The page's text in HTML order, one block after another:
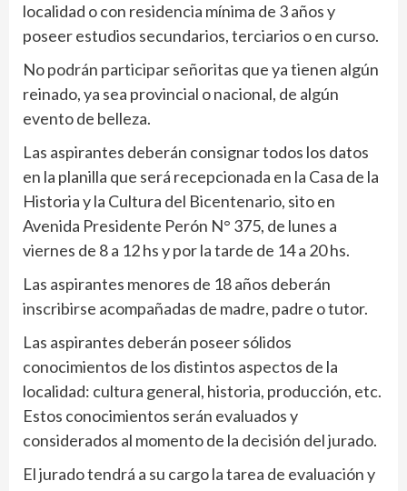
localidad o con residencia mínima de 3 años y
poseer estudios secundarios, terciarios o en curso.
No podrán participar señoritas que ya tienen algún
reinado, ya sea provincial o nacional, de algún
evento de belleza.
Las aspirantes deberán consignar todos los datos
en la planilla que será recepcionada en la Casa de la
Historia y la Cultura del Bicentenario, sito en
Avenida Presidente Perón N° 375, de lunes a
viernes de 8 a 12 hs y por la tarde de 14 a 20 hs.
Las aspirantes menores de 18 años deberán
inscribirse acompañadas de madre, padre o tutor.
Las aspirantes deberán poseer sólidos
conocimientos de los distintos aspectos de la
localidad: cultura general, historia, producción, etc.
Estos conocimientos serán evaluados y
considerados al momento de la decisión del jurado.
El jurado tendrá a su cargo la tarea de evaluación y